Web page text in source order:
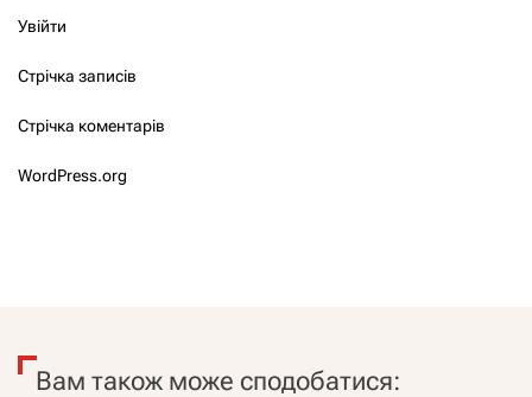
Увійти
Стрічка записів
Стрічка коментарів
WordPress.org
Вам також може сподобатися: